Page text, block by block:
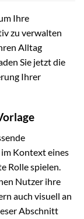
Ihre
zu verwalten
Alltag
Sie jetzt die
Ihrer
Kontext eines
Rolle spielen.
Nutzer ihre
auch visuell an
Abschnitt